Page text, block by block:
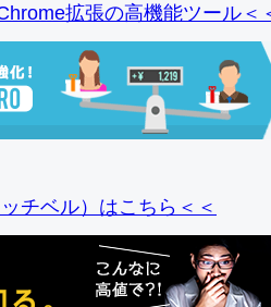
拡張の高機能ツール＜
チベル）はこちら＜＜